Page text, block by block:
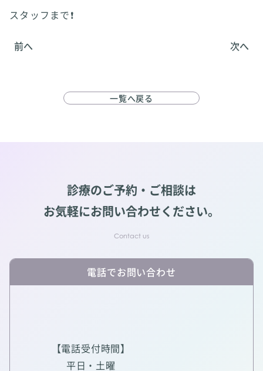
スタッフまで❗
前へ 次へ
一覧へ戻る
診療のご予約・ご相談は
お気軽にお問い合わせください。
電話でお問い合わせ
【電話受付時間】
平日・土曜